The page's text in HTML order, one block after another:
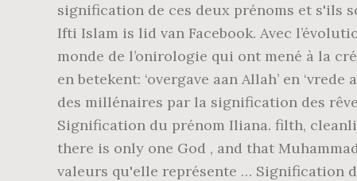
signification de ces deux prénoms et s'ils
Ifti Islam is lid van Facebook. Avec
monde de l’onirologie qui ont mené à la
en betekent: ‘overgave aan Allah’ en
des millénaires par la signification des
Signification du prénom Iliana. filth,
there is only one God , and that
valeurs qu'elle représente … Signification